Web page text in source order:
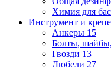
Химия для
Инструмент и
Анкеры 15
Болты,
Гвозди 13
Дюбели 27